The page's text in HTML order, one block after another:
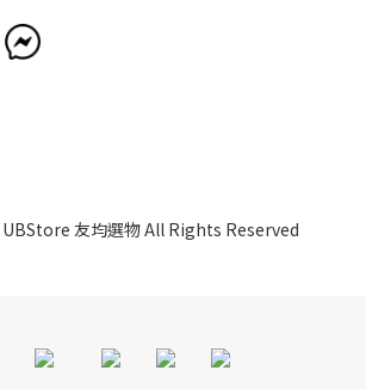
友均選物 All Rights Reserved